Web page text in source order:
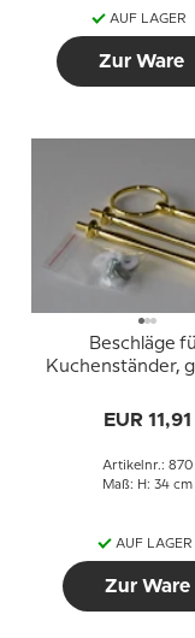
AUF LAGER
Zur Ware
Beschläge
Kuchenständer,
geschwungene
EUR 11,91
Artikelnr.: 870
Maß: H: 34 cm
AUF LAGER
Zur Ware